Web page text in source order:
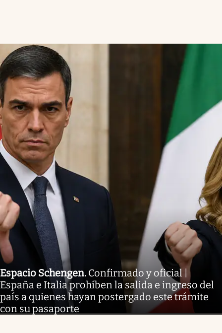
Espacio Schengen. Confirmado y oficial |
España e Italia prohíben la salida e ingreso del
país a quienes hayan postergado este trámite
con su pasaporte